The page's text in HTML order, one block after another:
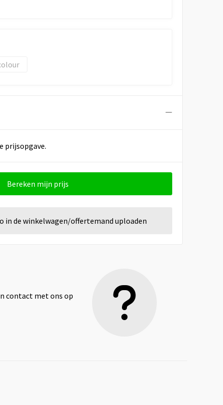
prijsopgave.
Bereken mijn prijs
in de winkelwagen/offertemand uploaden
contact met ons op